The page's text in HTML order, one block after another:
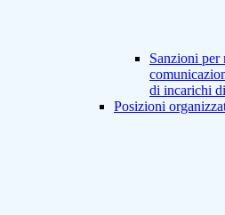
Sanzioni per
di incarichi
Posizioni